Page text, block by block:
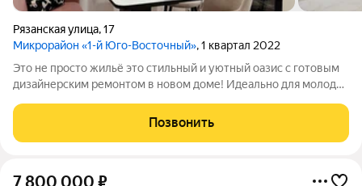
Рязанская улица,17
Микрорайон «1-й Юго-Восточный», 1 квартал 2022
Это не просто жильё это стильный и уютный оазис с готовым
дизайнерским ремонтом в новом доме! Идеально для молодой
(высокий спрос на меблированные квартиры с ремонтом). Что
Позвонить
7 800 000 ₽